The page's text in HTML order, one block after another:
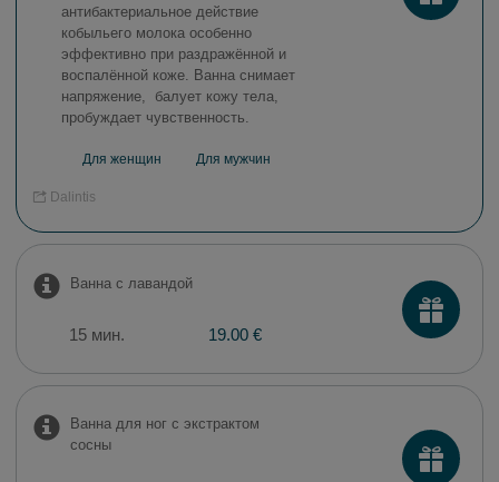
антибактериальное действие
кобыльего молока особенно
эффективно при раздражённой и
воспалённой коже. Ванна снимает
напряжение, балует кожу тела,
пробуждает чувственность.
Для женщин Для мужчин
Dalintis
Ванна с лавандой
15 мин. 19.00 €
Ванна для ног с экстрактом
сосны